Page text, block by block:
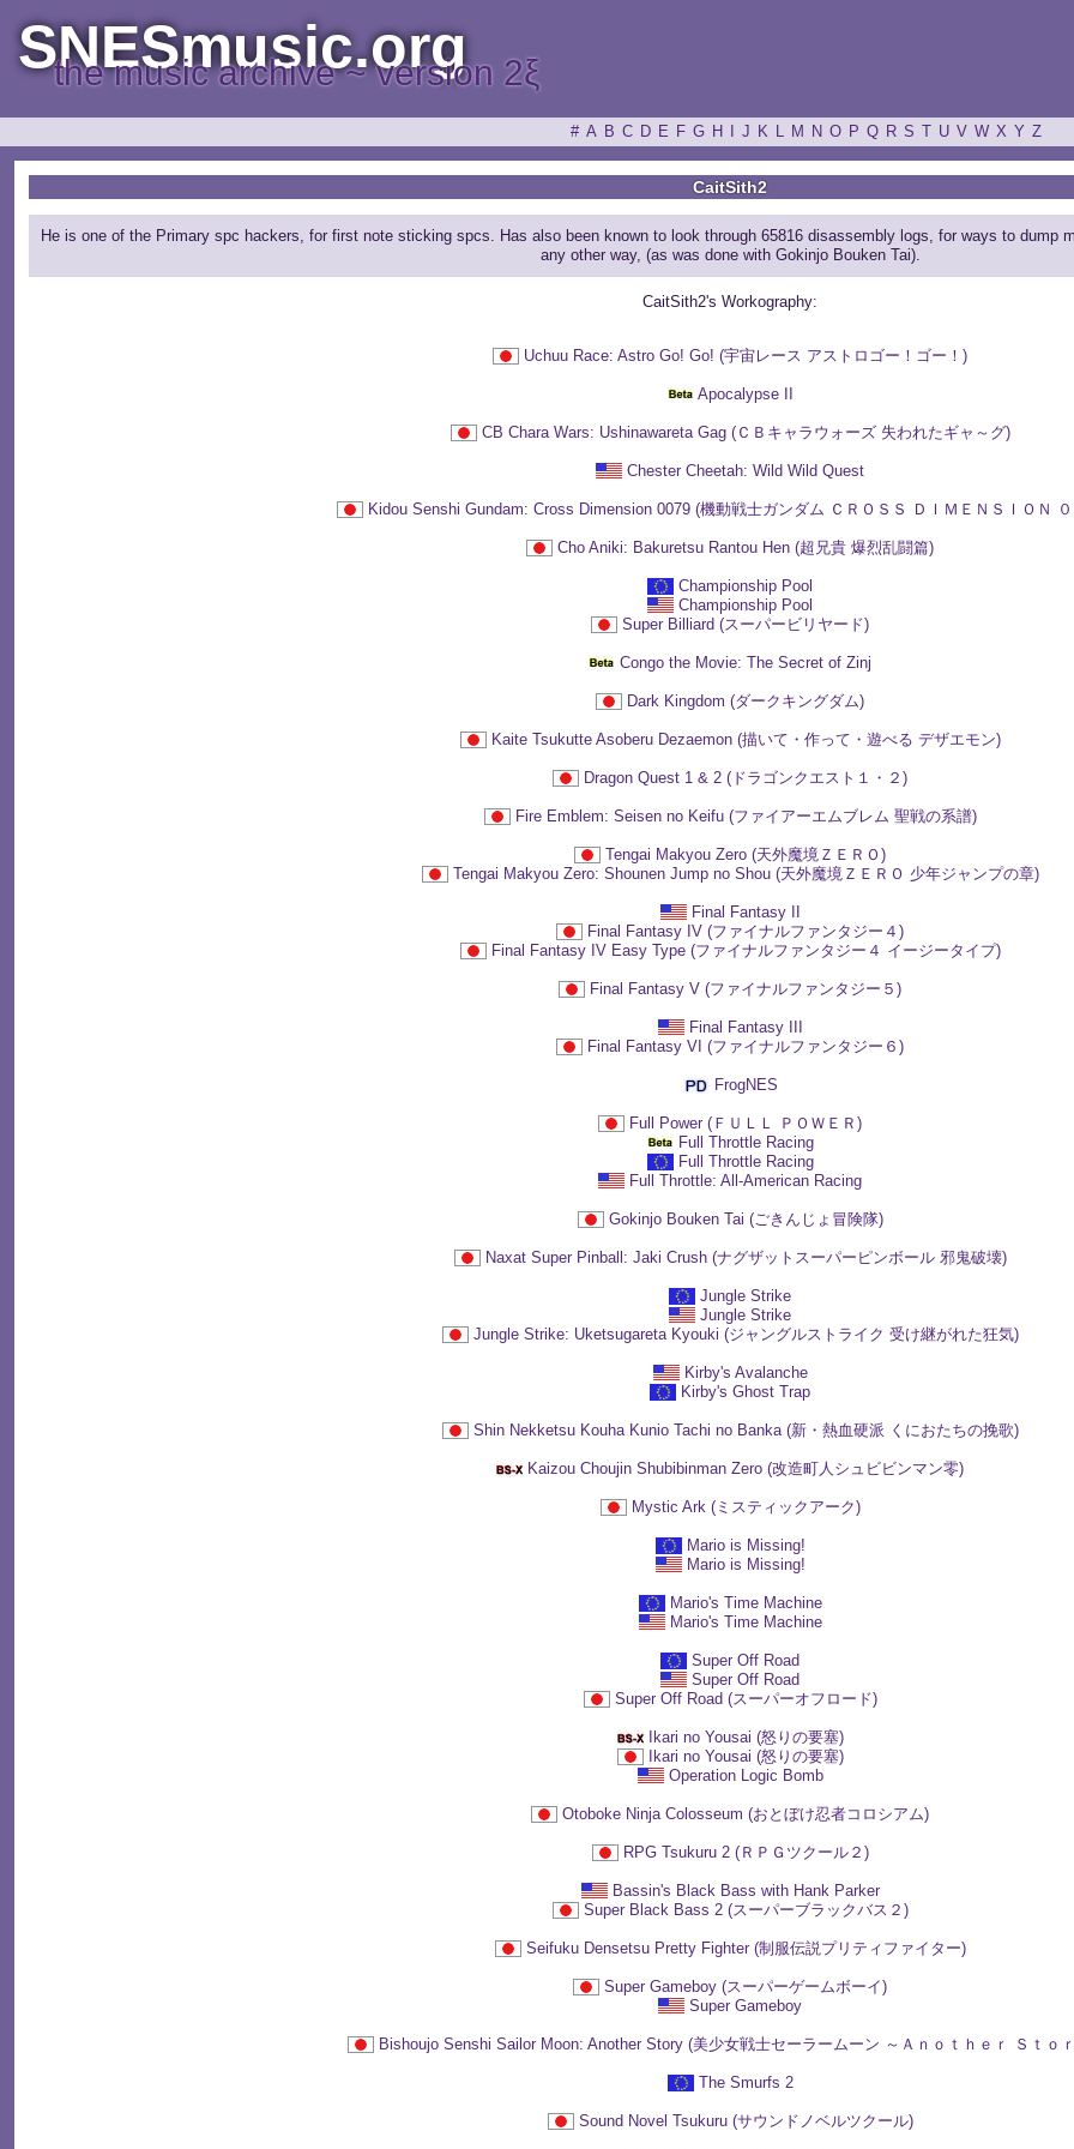
SNESmusic.org
the music archive ~ version 2ξ
# A B C D E F G H J K L M N O P Q R S T U V W X Y Z
CaitSith2
He is one of the Primary spc hackers, for first note sticking spcs. Has also been known to look through 65816 disassembly logs, for ways to dump
any other way, (as was done with Gokinjo Bouken Tai).
CaitSith2's Workography:
Uchuu Race: Astro Go! Go! (宇宙レース アストロゴー！ゴー！)
Apocalypse II
CB Chara Wars: Ushinawareta Gag (ＣＢキャラウォーズ 失われたギャ～グ)
Chester Cheetah: Wild Wild Quest
Kidou Senshi Gundam: Cross Dimension 0079 (機動戦士ガンダム ＣＲＯＳＳ ＤＩＭＥＮＳＩＯＮ
Cho Aniki: Bakuretsu Rantou Hen (超兄貴 爆烈乱闘篇)
Championship Pool
Championship Pool
Super Billiard (スーパービリヤード)
Congo the Movie: The Secret of Zinj
Dark Kingdom (ダークキングダム)
Kaite Tsukutte Asoberu Dezaemon (描いて・作って・遊べる デザエモン)
Dragon Quest 1 & 2 (ドラゴンクエスト１・２)
Fire Emblem: Seisen no Keifu (ファイアーエムブレム 聖戦の系譜)
Tengai Makyou Zero (天外魔境ＺＥＲＯ)
Tengai Makyou Zero: Shounen Jump no Shou (天外魔境ＺＥＲＯ 少年ジャンプの章)
Final Fantasy II
Final Fantasy IV (ファイナルファンタジー４)
Final Fantasy IV Easy Type (ファイナルファンタジー４ イージータイプ)
Final Fantasy V (ファイナルファンタジー５)
Final Fantasy III
Final Fantasy VI (ファイナルファンタジー６)
FrogNES
Full Power (ＦＵＬＬ ＰＯＷＥＲ)
Full Throttle Racing
Full Throttle Racing
Full Throttle: All-American Racing
Gokinjo Bouken Tai (ごきんじょ冒険隊)
Naxat Super Pinball: Jaki Crush (ナグザットスーパーピンボール 邪鬼破壊)
Jungle Strike
Jungle Strike
Jungle Strike: Uketsugareta Kyouki (ジャングルストライク 受け継がれた狂気)
Kirby's Avalanche
Kirby's Ghost Trap
Shin Nekketsu Kouha Kunio Tachi no Banka (新・熱血硬派 くにおたちの挽歌)
Kaizou Choujin Shubibinman Zero (改造町人シュビビンマン零)
Mystic Ark (ミスティックアーク)
Mario is Missing!
Mario is Missing!
Mario's Time Machine
Mario's Time Machine
Super Off Road
Super Off Road
Super Off Road (スーパーオフロード)
Ikari no Yousai (怒りの要塞)
Ikari no Yousai (怒りの要塞)
Operation Logic Bomb
Otoboke Ninja Colosseum (おとぼけ忍者コロシアム)
RPG Tsukuru 2 (ＲＰＧツクール２)
Bassin's Black Bass with Hank Parker
Super Black Bass 2 (スーパーブラックバス２)
Seifuku Densetsu Pretty Fighter (制服伝説プリティファイター)
Super Gameboy (スーパーゲームボーイ)
Super Gameboy
Bishoujo Senshi Sailor Moon: Another Story (美少女戦士セーラームーン ～Ａｎｏｔｈｅｒ Ｓｔｏ
The Smurfs 2
Sound Novel Tsukuru (サウンドノベルツクール)